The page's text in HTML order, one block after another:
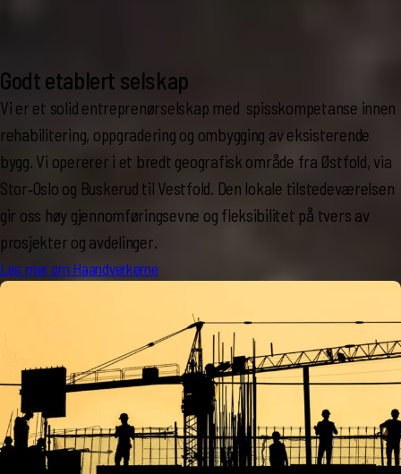
Godt etablert selskap
Vi er et solid entreprenørselskap med spisskompetanse innen
rehabilitering, oppgradering og ombygging av eksisterende
bygg. Vi opererer i et bredt geografisk område fra Østfold, via
Stor‑Oslo og Buskerud til Vestfold. Den lokale tilstedeværelsen
gir oss høy gjennomføringsevne og fleksibilitet på tvers av
prosjekter og avdelinger.
Les mer om Haandverkerne